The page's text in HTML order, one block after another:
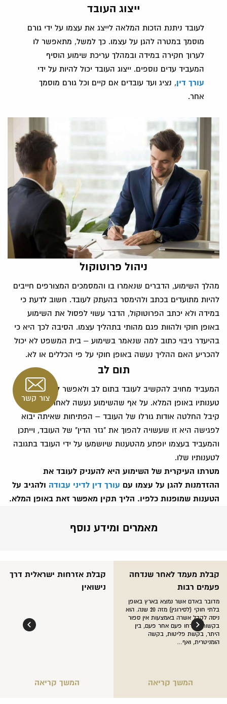
ייצוג העובד
לעובד ניתנת הזכות המלאה לייצג את עצמו על ידי גורם
מוסמך במטרה להגן על עצמו. כך למשל, מתאפשר לו
לערוך חקירה במידה ובמהלך עריכת שימוע הוסיף
המעביד עדים נוספים. ייצוג העובד יכול להיות על ידי
עורך דין, נציג ועד עובדים אם קיים וכל גורם מוסמך
אחר.
ניהול פרוטוקול
מהלך השימוע, הדברים שנאמרו בו והמסמכים המצורפים חייבים
להיות מתועדים בכתב ולהימסר בהעתק לעובד. חשוב לדעת כי
במידה ולא יכתב הפרוטוקול, הדבר עשוי לפסול את השימוע
באופן חוקי ולהוות פגם מהותי בתהליך עצמו. הסיבה לכך היא כי
בהיעדר גיבוי כתוב למה שנאמר בשימוע – בית המשפט לא יכול
להכריע האם ההליך נעשה באופן חוקי על פי הכללים או לא.
תום לב
המעביד מחויב להקשיב לעובד בתום לב ולאפשר לו להביע את
טענותיו באופן המלא. על אף שהשימוע נעשה לאחר שהמעביד
קיבל החלטה אודות גורלו של העובד – הפתיחות שאיתה יבוא
לפגישה היא זו שעשויה להפוך את "גזר הדין" של העובד, וייתכן
והמעביד בעצמו יופתע מהטענות שיושמעו על ידי העובד בתגובה
לטענותיו שלו.
מטרתו העיקרית של השימוע היא להעניק לעובד את
ההזדמנות להגן על עצמו עם עורך דין לדיני עבודה ולהגיב על
הטענות שמופנות כלפיו. הליך תקין מאפשר זאת באופן המלא.
מאמרים ומידע נוסף
קבלת מעמד לאחר שנדחה
פעמים רבות
מדובר באדם אשר נמצא בארץ באופן
בלתי חוקי (לסירוגין) מזה 20 שנה. הוא
ניסה לקבל אשרה באמצעות אין ספור
בקשות שנדחו פעם אחר פעם, בין
היתר, בקשת פליטות, בקשה
הומניטרית, ואף…
המשך קריאה
קבלת אזרחות ישראלית דרך
נישואין
המשך קריאה
צור קשר